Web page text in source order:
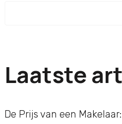
Laatste
De Prijs van een